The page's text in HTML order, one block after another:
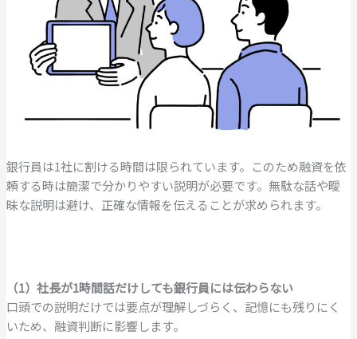
銀行員は1社に割ける時間は限られています。このため融資を依
頼する時は簡潔で分かりやすい説明が必要です。無駄な話や曖
昧な説明は避け、正確な情報を伝えることが求められます。
（1）社長が1時間話だけしても銀行員には伝わらない
口頭での説明だけでは要点が理解しづらく、記憶にも残りにく
いため、融資判断に影響します。